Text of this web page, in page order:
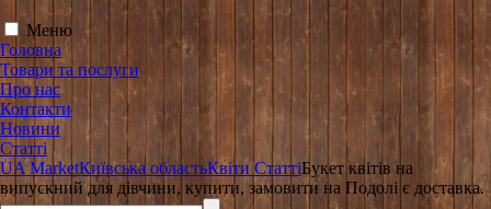
Меню
Головна
Товари та послуги
Про нас
Контакти
Новини
Статті
UA MarketКиївська областьКвітиСтаттіБукет квітів на
випускний для дівчини, купити, замовити на Подолі є доставка.